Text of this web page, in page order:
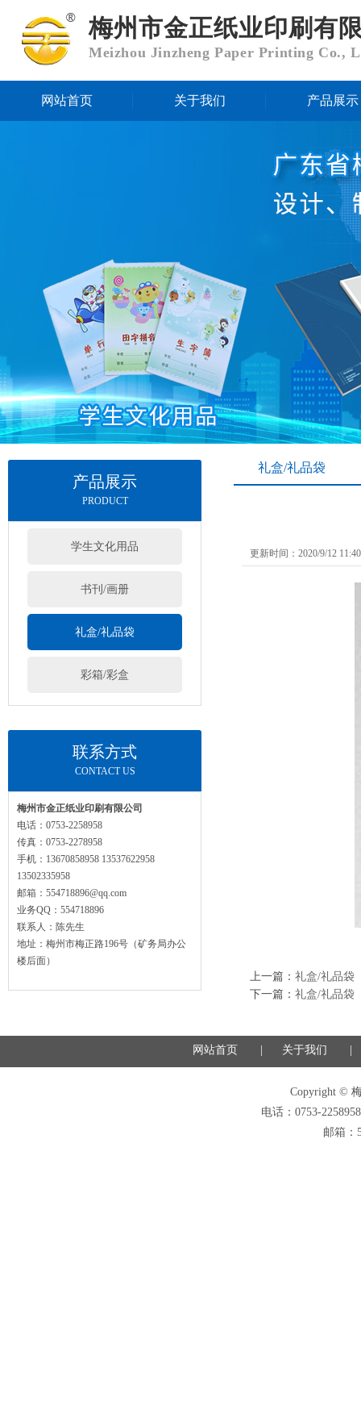
梅州市金正纸业印刷有
Meizhou Jinzheng Paper Printing Co.,
网站首页 关于我们 产品展示
产品展示
PRODUCT
学生文化用品
书刊/画册
礼盒/礼品袋
彩箱/彩盒
联系方式
CONTACT US
梅州市金正纸业印刷有限公司
电话：0753-2258958
传真：0753-2278958
手机：13670858958 13537622958
13502335958
邮箱：554718896@qq.com
业务QQ：554718896
联系人：陈先生
地址：梅州市梅正路196号（矿务局办公
楼后面）
礼盒/礼品袋
更新时间：2020/9/12
上一篇： 礼盒/礼品袋
下一篇： 礼盒/礼品袋
网站首页 关于我们
Copyright ©
电话：0753-
邮箱：